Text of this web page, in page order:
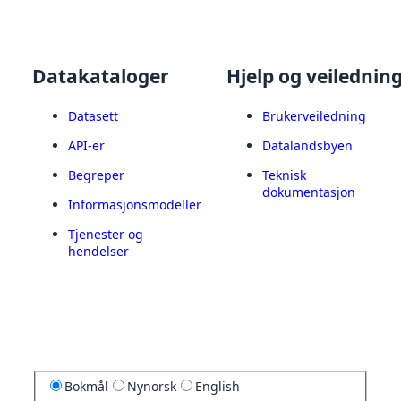
Datakataloger
Datasett
API-er
Begreper
Informasjonsmodeller
Tjenester og
hendelser
Hjelp og
Brukerveiledning
Datalandsbyen
Teknisk
dokumentasjon
Bokmål Nynorsk English